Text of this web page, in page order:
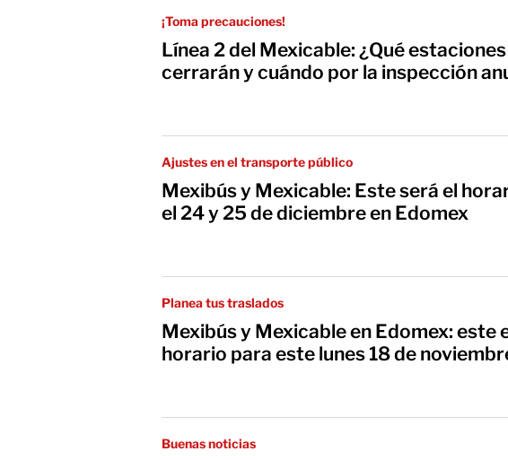
¡Toma precauciones!
Línea 2 del Mexicable: ¿Qué estaciones
cerrarán y cuándo por la inspección
Ajustes en el transporte público
Mexibús y Mexicable: Este será el
el 24 y 25 de diciembre en Edomex
Planea tus traslados
Mexibús y Mexicable en Edomex: este
horario para este lunes 18 de
Buenas noticias